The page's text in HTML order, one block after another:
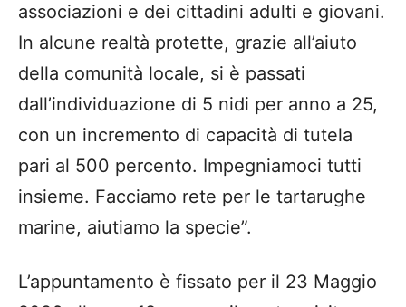
associazioni e dei cittadini adulti e giovani.
In alcune realtà protette, grazie all’aiuto
della comunità locale, si è passati
dall’individuazione di 5 nidi per anno a 25,
con un incremento di capacità di tutela
pari al 500 percento. Impegniamoci tutti
insieme. Facciamo rete per le tartarughe
marine, aiutiamo la specie”.
L’appuntamento è fissato per il 23 Maggio